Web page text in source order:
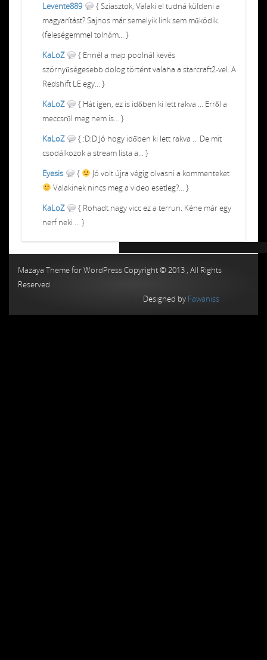
Levente889
{ Sziasztok, Valaki el tudná küldeni a
magyarítást? Sajnos már semelyik link sem működik.
(feleségemmel tolnám... }
KaLoZ
{ Ennél a map poolnál kevés
szörnyűségesebb dolog történt valaha a starcraft2-vel. A
Redshift LE egy... }
KaLoZ
{ Hát igen, ez is időben ki lett rakva ... Erről a
meccsről meg nem is... }
KaLoZ
{ :D:D Jó hogy időben ki lett rakva ... De mit
csodálkozok a stream lista a... }
Eyesis
{
Jó volt újra végig olvasni a kommenteket
Valakinek nincs meg a video esetleg?... }
KaLoZ
{ Rohadt nagy vicc ez a terrun. Kéne már egy
nerf neki ... }
Mazaya Theme for WordPress Copyright © 2013 , All Rights
Reserved
Designed by Fawaniss